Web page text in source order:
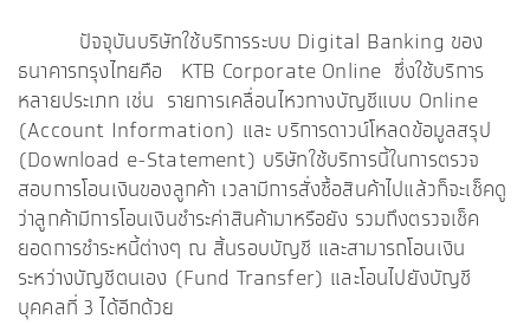
ปัจจุบันบริษัทใช้บริการระบบ Digital Banking ของ
ธนาคารกรุงไทยคือ KTB Corporate Online ซึ่งใช้บริการ
หลายประเภท เช่น รายการเคลื่อนไหวทางบัญชีแบบ Online
(Account Information) และ บริการดาวน์โหลดข้อมูลสรุป
(Download e-Statement) บริษัทใช้บริการนี้ในการตรวจ
สอบการโอนเงินของลูกค้า เวลามีการสั่งซื้อสินค้าไปแล้วก็จะเช็คดู
ว่าลูกค้ามีการโอนเงินชำระค่าสินค้ามาหรือยัง รวมถึงตรวจเช็ค
ยอดการชำระหนี้ต่างๆ ณ สิ้นรอบบัญชี และสามารถโอนเงิน
ระหว่างบัญชีตนเอง (Fund Transfer) และโอนไปยังบัญชี
บุคคลที่ 3 ได้อีกด้วย